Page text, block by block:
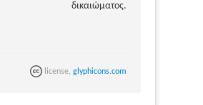
δικαιώματος.
license, glyphicons.com